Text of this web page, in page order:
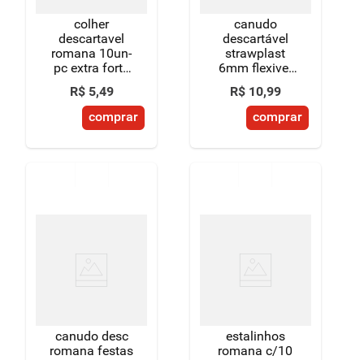
colher
descartavel
romana 10un-
pc extra forte
branca
R$ 5,49
comprar
canudo
descartável
strawplast
6mm flexivel
100 unidades
R$ 10,99
comprar
canudo desc
romana festas
estalinhos
romana c/10
chocolate